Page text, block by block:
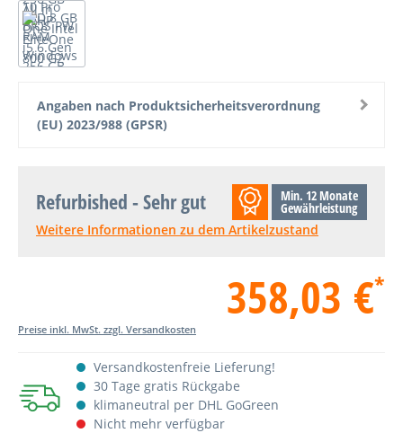
Angaben nach Produktsicherheitsverordnung
(EU) 2023/988 (GPSR)
Refurbished - Sehr gut Min. 12 Monate
Gewährleistung
Weitere Informationen zu dem Artikelzustand
358,03 €*
Preise inkl. MwSt. zzgl. Versandkosten
Versandkostenfreie Lieferung!
30 Tage gratis Rückgabe
klimaneutral per DHL GoGreen
Nicht mehr verfügbar